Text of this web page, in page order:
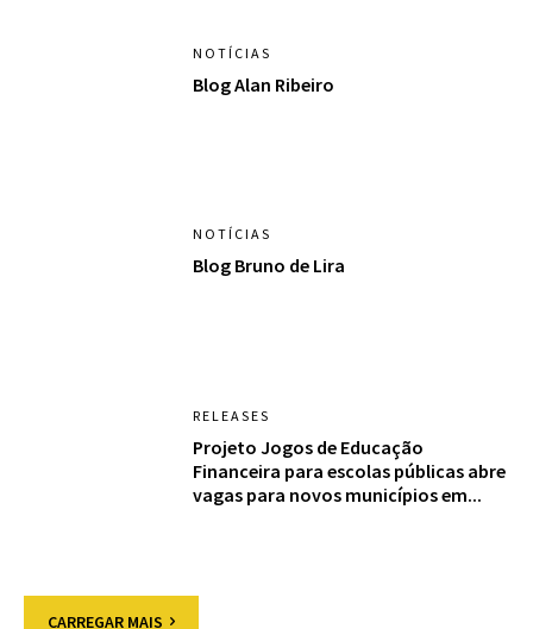
NOTÍCIAS
Blog Alan Ribeiro
NOTÍCIAS
Blog Bruno de Lira
RELEASES
Projeto Jogos de Educação
Financeira para escolas públicas abre
vagas para novos municípios em...
CARREGAR MAIS